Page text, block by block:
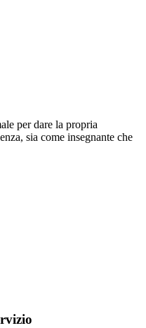
per dare la propria
sia come insegnante che